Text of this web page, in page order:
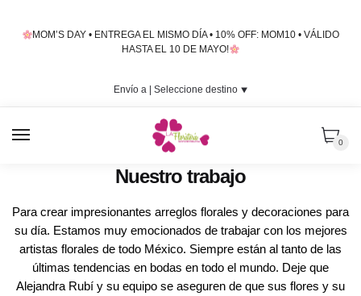
MOM’S DAY • ENTREGA EL MISMO DÍA • 10% OFF: MOM10 • VÁLIDO
HASTA EL 10 DE MAYO!
Envío a | Seleccione destino⯆
0
Nuestro trabajo
Para crear impresionantes arreglos florales y decoraciones para
su día. Estamos muy emocionados de trabajar con los mejores
artistas florales de todo México. Siempre están al tanto de las
últimas tendencias en bodas en todo el mundo. Deje que
Alejandra Rubí y su equipo se aseguren de que sus flores y su